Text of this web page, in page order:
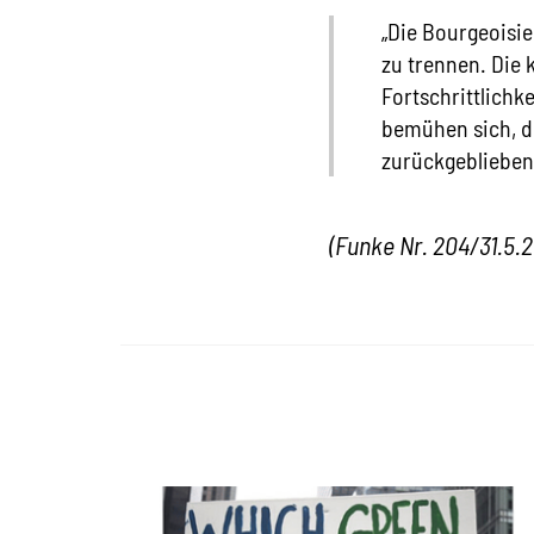
„Die
zu trennen. Die
bemühen sich,
(Funke Nr. 204/